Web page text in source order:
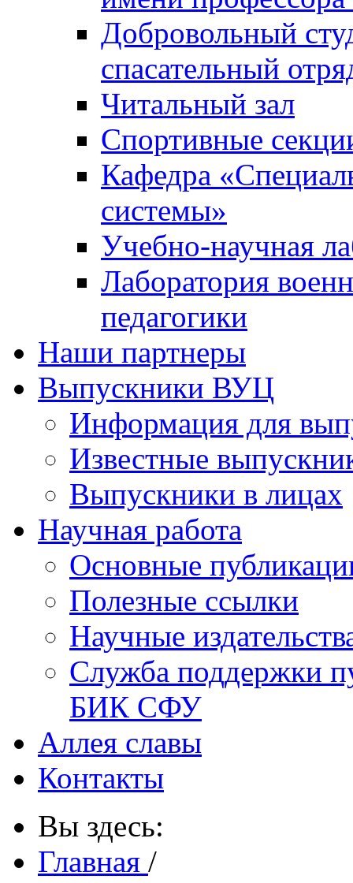
Добровольный
спасательный
Читальный зал
Спортивные
Кафедра
системы»
Учебно-научная
Лаборатория
педагогики
Наши партнеры
Выпускники ВУЦ
Информация для
Известные
Выпускники в лицах
Научная работа
Основные
Полезные ссылки
Научные
Служба поддержки
БИК СФУ
Аллея славы
Контакты
Вы здесь:
Главная /